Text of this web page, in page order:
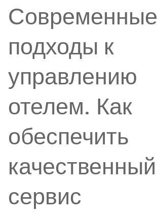
Современные
подходы к
управлению
отелем. Как
обеспечить
качественный
сервис